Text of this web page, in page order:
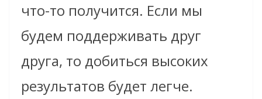
что-то получится. Если мы
будем поддерживать друг
друга, то добиться высоких
результатов будет легче.